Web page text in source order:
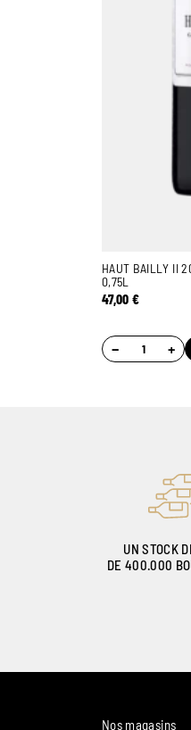
HAUT BAILLY II
0,75L
47,00€
− +
UN STOCK
DE 400.000
Nos magasins